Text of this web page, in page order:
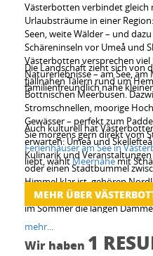
Västerbotten verbindet gleich
Urlaubsträume in einer
Seen, weite Wälder – und
Schäreninseln vor Umeå und
Västerbotten versprechen viel
Naturerlebnisse – am See,
familienfreundlich nahe
Die Landschaft zieht sich von
fjällnahen Tälern rund um
Bottnischen Meerbusen.
Stromschnellen, moorige
Gewässer – perfekt zum
Sie morgens gern direkt vom
Ferienhäuser am See in
liebt, wähltMeernähemit
Auch kulturell hat
erwarten: Umeå und
Kulinarik und
oder einen Stadtbummel
Himmel klar ist, gehören
zu den großen,
im Sommer die langen
sogar die Mitternachtssonne
MEHR ÜBER
mehr...
Wir haben 1